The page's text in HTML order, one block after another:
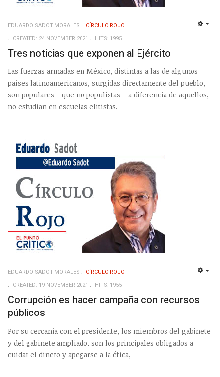
EDUARDO SADOT MORALES
CÍRCULO ROJO
CREATED: 24 NOVEMBER 2021
HITS: 1995
Tres noticias que exponen al Ejército
Las fuerzas armadas en México, distintas a las de algunos
países latinoamericanos, surgidas directamente del pueblo,
son populares – que no populistas – a diferencia de aquellos,
no estudian en escuelas elitistas.
EDUARDO SADOT MORALES
CÍRCULO ROJO
CREATED: 19 NOVEMBER 2021
HITS: 1955
Corrupción es hacer campaña con recursos
públicos
Por su cercanía con el presidente, los miembros del gabinete
y del gabinete ampliado, son los principales obligados a
cuidar el dinero y apegarse a la ética,